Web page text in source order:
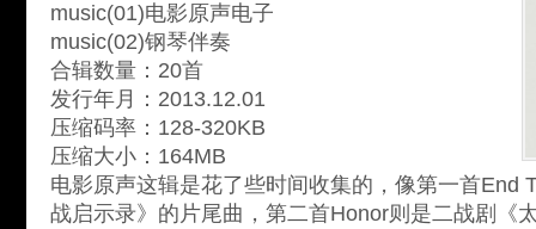
music(01)电影原声电子
music(02)钢琴伴奏
合辑数量：20首
发行年月：2013.12.01
压缩码率：128-320KB
压缩大小：164MB
电影原声这辑是花了些时间收集的，像第一首End
战启示录》的片尾曲，第二首Honor则是二战剧《